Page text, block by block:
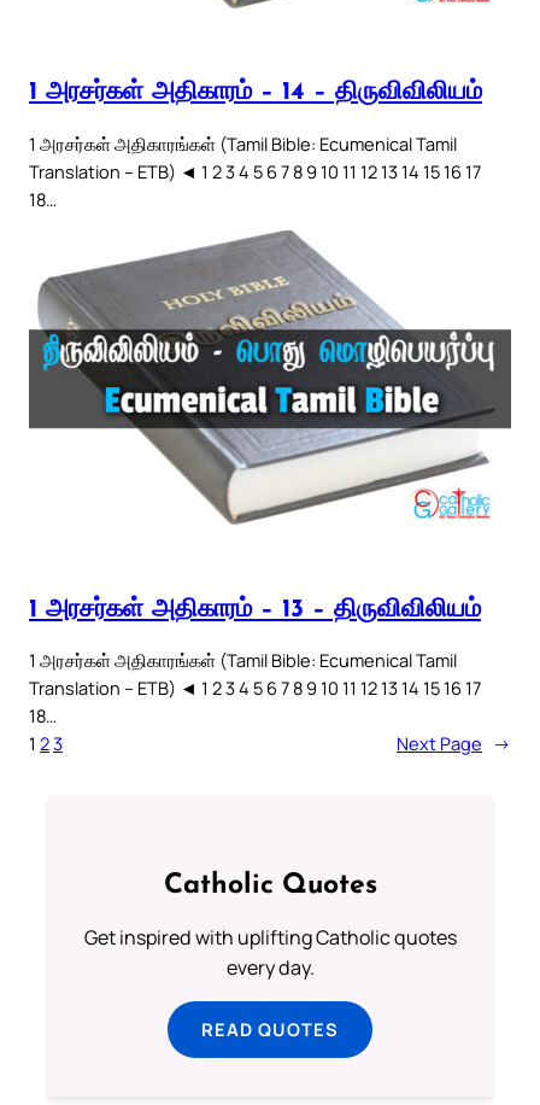
1 அரசர்கள் அதிகாரம் – 14 – திருவிவிலியம்
1 அரசர்கள் அதிகாரங்கள் (Tamil Bible: Ecumenical Tamil
Translation – ETB) ◄ 1 2 3 4 5 6 7 8 9 10 11 12 13 14 15 16 17
18…
1 அரசர்கள் அதிகாரம் – 13 – திருவிவிலியம்
1 அரசர்கள் அதிகாரங்கள் (Tamil Bible: Ecumenical Tamil
Translation – ETB) ◄ 1 2 3 4 5 6 7 8 9 10 11 12 13 14 15 16 17
18…
1 23 Next Page →
Catholic Quotes
Get inspired with uplifting Catholic quotes
every day.
READ QUOTES